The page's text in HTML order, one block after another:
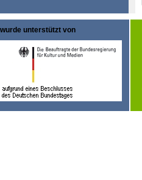
wurde unterstützt von